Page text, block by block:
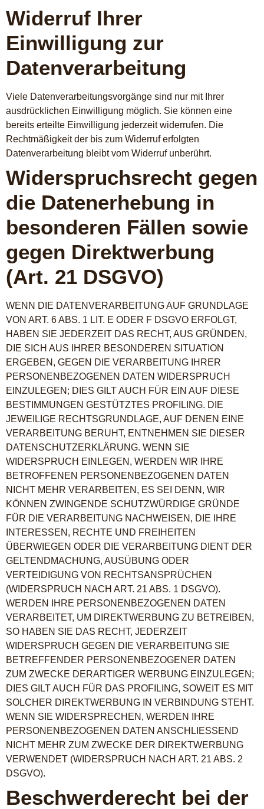
Widerruf Ihrer
Einwilligung zur
Datenverarbeitung
Viele Datenverarbeitungsvorgänge sind nur mit Ihrer
ausdrücklichen Einwilligung möglich. Sie können eine
bereits erteilte Einwilligung jederzeit widerrufen. Die
Rechtmäßigkeit der bis zum Widerruf erfolgten
Datenverarbeitung bleibt vom Widerruf unberührt.
Widerspruchsrecht gegen
die Datenerhebung in
besonderen Fällen sowie
gegen Direktwerbung
(Art. 21 DSGVO)
WENN DIE DATENVERARBEITUNG AUF GRUNDLAGE
VON ART. 6 ABS. 1 LIT. E ODER F DSGVO ERFOLGT,
HABEN SIE JEDERZEIT DAS RECHT, AUS GRÜNDEN,
DIE SICH AUS IHRER BESONDEREN SITUATION
ERGEBEN, GEGEN DIE VERARBEITUNG IHRER
PERSONENBEZOGENEN DATEN WIDERSPRUCH
EINZULEGEN; DIES GILT AUCH FÜR EIN AUF DIESE
BESTIMMUNGEN GESTÜTZTES PROFILING. DIE
JEWEILIGE RECHTSGRUNDLAGE, AUF DENEN EINE
VERARBEITUNG BERUHT, ENTNEHMEN SIE DIESER
DATENSCHUTZERKLÄRUNG. WENN SIE
WIDERSPRUCH EINLEGEN, WERDEN WIR IHRE
BETROFFENEN PERSONENBEZOGENEN DATEN
NICHT MEHR VERARBEITEN, ES SEI DENN, WIR
KÖNNEN ZWINGENDE SCHUTZWÜRDIGE GRÜNDE
FÜR DIE VERARBEITUNG NACHWEISEN, DIE IHRE
INTERESSEN, RECHTE UND FREIHEITEN
ÜBERWIEGEN ODER DIE VERARBEITUNG DIENT DER
GELTENDMACHUNG, AUSÜBUNG ODER
VERTEIDIGUNG VON RECHTSANSPRÜCHEN
(WIDERSPRUCH NACH ART. 21 ABS. 1 DSGVO).
WERDEN IHRE PERSONENBEZOGENEN DATEN
VERARBEITET, UM DIREKTWERBUNG ZU BETREIBEN,
SO HABEN SIE DAS RECHT, JEDERZEIT
WIDERSPRUCH GEGEN DIE VERARBEITUNG SIE
BETREFFENDER PERSONENBEZOGENER DATEN
ZUM ZWECKE DERARTIGER WERBUNG EINZULEGEN;
DIES GILT AUCH FÜR DAS PROFILING, SOWEIT ES MIT
SOLCHER DIREKTWERBUNG IN VERBINDUNG STEHT.
WENN SIE WIDERSPRECHEN, WERDEN IHRE
PERSONENBEZOGENEN DATEN ANSCHLIESSEND
NICHT MEHR ZUM ZWECKE DER DIREKTWERBUNG
VERWENDET (WIDERSPRUCH NACH ART. 21 ABS. 2
DSGVO).
Beschwerde­recht bei der